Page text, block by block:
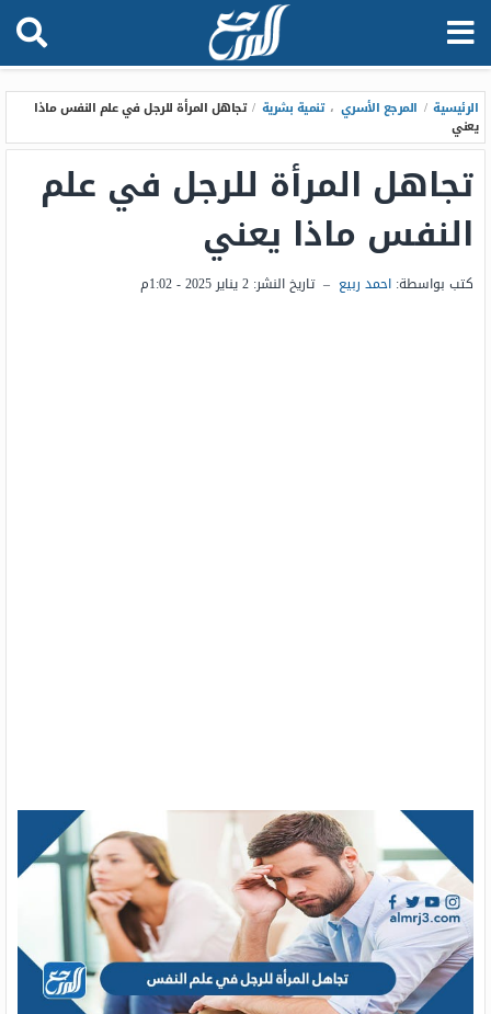
الرئيسية / المرجع الأسري ، تنمية بشرية / تجاهل المرأة للرجل في علم النفس ماذا
يعني
تجاهل المرأة للرجل في علم
النفس ماذا يعني
كتب بواسطة: احمد ربيع – تاريخ النشر: 2 يناير 2025 - 1:02م